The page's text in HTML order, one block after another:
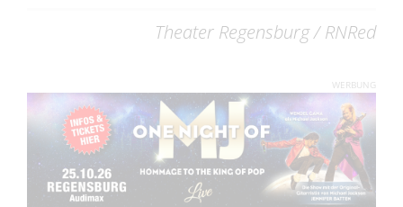
Theater Regensburg / RNRed
WERBUNG